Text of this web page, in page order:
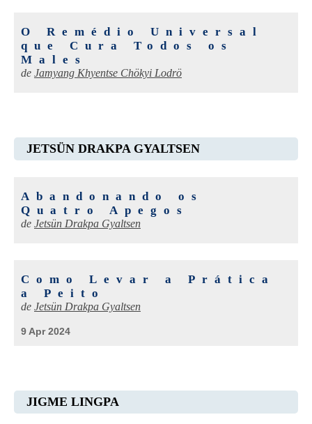
O Remédio Universal
que Cura Todos os
Males
de Jamyang Khyentse Chökyi Lodrö
JETSÜN DRAKPA GYALTSEN
Abandonando os
Quatro Apegos
de Jetsün Drakpa Gyaltsen
Como Levar a Prática
a Peito
de Jetsün Drakpa Gyaltsen
9 Apr 2024
JIGME LINGPA